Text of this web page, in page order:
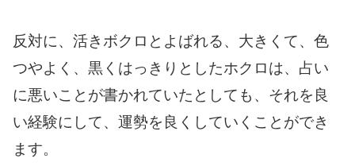
反対に、活きボクロとよばれる、大きくて、色
つやよく、黒くはっきりとしたホクロは、占い
に悪いことが書かれていたとしても、それを良
い経験にして、運勢を良くしていくことができ
ます。